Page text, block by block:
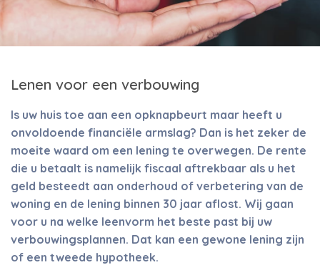
Lenen voor een verbouwing
Is uw huis toe aan een opknapbeurt maar heeft u
onvoldoende financiële armslag? Dan is het zeker de
moeite waard om een lening te overwegen. De rente
die u betaalt is namelijk fiscaal aftrekbaar als u het
geld besteedt aan onderhoud of verbetering van de
woning en de lening binnen 30 jaar aflost. Wij gaan
voor u na welke leenvorm het beste past bij uw
verbouwingsplannen. Dat kan een gewone lening zijn
of een tweede hypotheek.